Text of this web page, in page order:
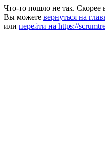
Что-то пошло не так. Скорее
Вы можете вернуться на
или перейти на https://